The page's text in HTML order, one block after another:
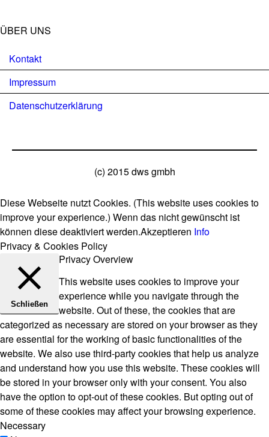
ÜBER UNS
Kontakt
Impressum
Datenschutzerklärung
(c) 2015 dws gmbh
Diese Webseite nutzt Cookies. (This website uses cookies to
improve your experience.) Wenn das nicht gewünscht ist
können diese deaktiviert werden.Akzeptieren Info
Privacy & Cookies Policy
Schließen
Privacy Overview
This website uses cookies to improve your
experience while you navigate through the
website. Out of these, the cookies that are
categorized as necessary are stored on your browser as they
are essential for the working of basic functionalities of the
website. We also use third-party cookies that help us analyze
and understand how you use this website. These cookies will
be stored in your browser only with your consent. You also
have the option to opt-out of these cookies. But opting out of
some of these cookies may affect your browsing experience.
Necessary